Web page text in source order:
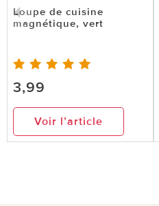
Loupe de cuisine
magnétique, vert
3,99
Voir l’article